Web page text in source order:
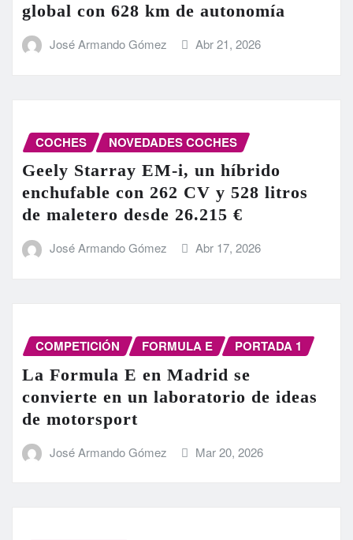
global con 628 km de autonomía
José Armando Gómez Abr 21, 2026
COCHES NOVEDADES COCHES
Geely Starray EM-i, un híbrido
enchufable con 262 CV y 528 litros
de maletero desde 26.215 €
José Armando Gómez Abr 17, 2026
COMPETICIÓN FORMULA E PORTADA 1
La Formula E en Madrid se
convierte en un laboratorio de ideas
de motorsport
José Armando Gómez Mar 20, 2026